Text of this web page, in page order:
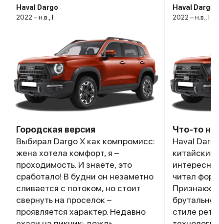
Haval Dargo
2022 – н.в., I
Городская версия
Выбирал Dargo X как компромисс:
жена хотела комфорт, я –
проходимость. И знаете, это
сработало! В будни он незаметно
сливается с потоком, но стоит
свернуть на проселок –
проявляется характер. Недавно
Haval Dargo
2022 – н.в., I
Что-то
Haval
китайским
читал
стиле